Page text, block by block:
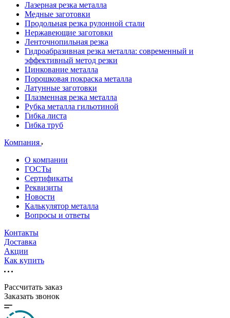
Лазерная резка металла
Медные заготовки
Продольная резка рулонной стали
Нержавеющие заготовки
Ленточнопильная резка
Гидроабразивная резка металла: современный и
эффективный метод резки
Цинкование металла
Порошковая покраска металла
Латунные заготовки
Плазменная резка металла
Рубка металла гильотиной
Гибка листа
Гибка труб
Компания
О компании
ГОСТы
Сертификаты
Реквизиты
Новости
Калькулятор металла
Вопросы и ответы
Контакты
Доставка
Акции
Как купить
Рассчитать заказ
Заказать звонок